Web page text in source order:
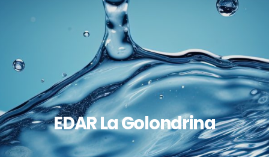
EDAR La Golondrina